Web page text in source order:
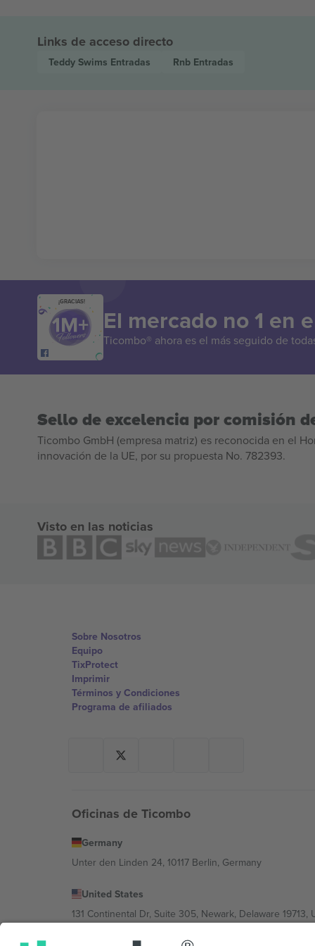
Links de acceso directo
Teddy Swims Entradas Rnb Entradas
¡GRACIAS!
El mercado no 1 en
Ticombo® ahora es el más seguido de
Sello de excelencia por comisión
Ticombo GmbH (empresa matriz) es reconocida en el
innovación de la UE, por su propuesta No. 782393.
Visto en las noticias
Sobre Nosotros
Equipo
TixProtect
Imprimir
Términos y Condiciones
Programa de afiliados
Oficinas de Ticombo
Germany
Unter den Linden 24, 10117 Berlin, Germany
United States
131 Continental Dr, Suite 305, Newark, Delaware 19713,